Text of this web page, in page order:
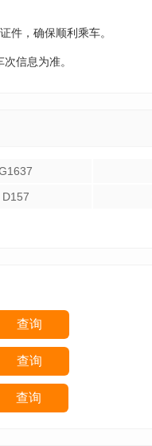
件，确保顺利乘车。
信息为准。
D157